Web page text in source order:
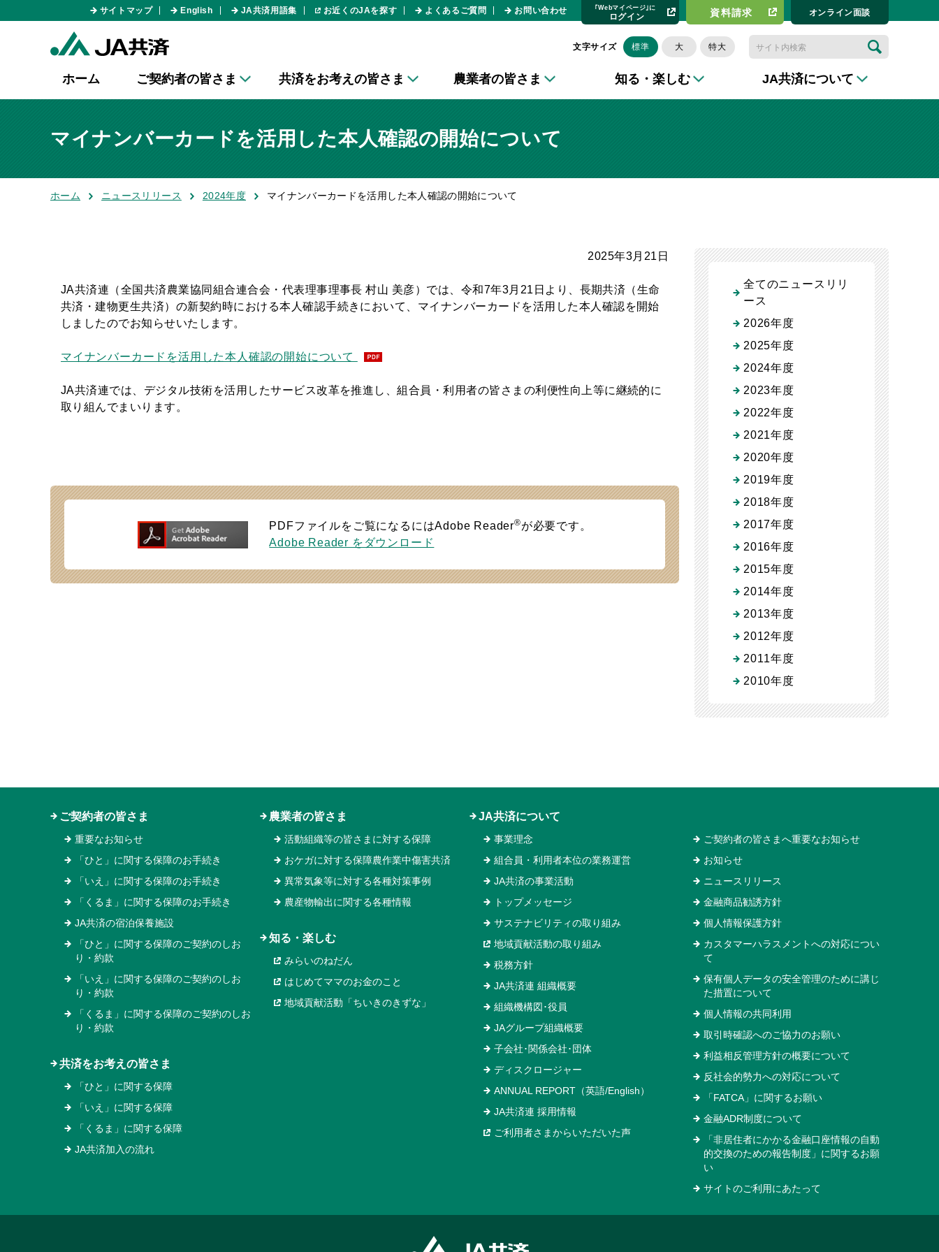
サイトマップ English JA共済用語集 お近くのJAを探す よくあるご質問 お問い合わせ ｢Webマイページ｣に
ログイン 資料請求​ オンライン⾯談
文字サイズ 標準 大 特大
ホーム ご契約者の皆さま 共済をお考えの皆さま 農業者の皆さま 知る・楽しむ JA共済について
マイナンバーカードを活用した本人確認の開始について
ホーム ニュースリリース 2024年度 マイナンバーカードを活用した本人確認の開始について
2025年3月21日
JA共済連（全国共済農業協同組合連合会・代表理事理事長 村山 美彦）では、令和7年3月21日より、長期共済（生命
共済・建物更生共済）の新契約時における本人確認手続きにおいて、マイナンバーカードを活用した本人確認を開始
しましたのでお知らせいたします。
マイナンバーカードを活用した本人確認の開始について
JA共済連では、デジタル技術を活用したサービス改革を推進し、組合員・利用者の皆さまの利便性向上等に継続的に
取り組んでまいります。
PDFファイルをご覧になるにはAdobe Reader®が必要です。
Adobe Reader をダウンロード
全てのニュースリリ
ース
2026年度
2025年度
2024年度
2023年度
2022年度
2021年度
2020年度
2019年度
2018年度
2017年度
2016年度
2015年度
2014年度
2013年度
2012年度
2011年度
2010年度
ご契約者の皆さま
重要なお知らせ
「ひと」に関する保障のお手続き
「いえ」に関する保障のお手続き
「くるま」に関する保障のお手続き
JA共済の宿泊保養施設
「ひと」に関する保障のご契約のしお
り・約款
「いえ」に関する保障のご契約のしお
り・約款
「くるま」に関する保障のご契約のしお
り・約款
共済をお考えの皆さま
「ひと」に関する保障
「いえ」に関する保障
「くるま」に関する保障
JA共済加入の流れ
農業者の皆さま
活動組織等の皆さまに対する保障
おケガに対する保障農作業中傷害共済
異常気象等に対する各種対策事例
農産物輸出に関する各種情報
知る・楽しむ
みらいのねだん
はじめてママのお金のこと
地域貢献活動「ちいきのきずな」
JA共済について
事業理念
組合員・利用者本位の業務運営
JA共済の事業活動
トップメッセージ
サステナビリティの取り組み
地域貢献活動の取り組み
税務方針
JA共済連 組織概要
組織機構図･役員
JAグループ組織概要
子会社･関係会社･団体
ディスクロージャー
ANNUAL REPORT（英語/English）
JA共済連 採用情報
ご利用者さまからいただいた声
ご契約者の皆さまへ重要なお知らせ
お知らせ
ニュースリリース
金融商品勧誘方針
個人情報保護方針
カスタマーハラスメントへの対応につい
て
保有個人データの安全管理のために講じ
た措置について
個人情報の共同利用
取引時確認へのご協力のお願い
利益相反管理方針の概要について
反社会的勢力への対応について
「FATCA」に関するお願い
金融ADR制度について
「非居住者にかかる金融口座情報の自動
的交換のための報告制度」に関するお願
い
サイトのご利用にあたって